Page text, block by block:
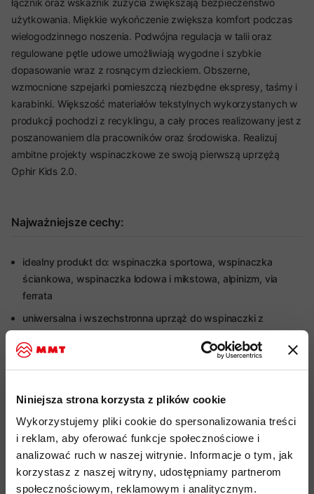
Niniejsza strona korzysta z plików cookie
Wykorzystujemy pliki cookie do spersonalizowania treści
i reklam, aby oferować funkcje społecznościowe i
analizować ruch w naszej witrynie. Informacje o tym, jak
korzystasz z naszej witryny, udostępniamy partnerom
społecznościowym, reklamowym i analitycznym.
łącznik oraz wskaźnik zużycia zwiększają bezpieczeństwo
użytkowania. Miękkie wykończenie zwiększa komfort podczas
wielogodzinnego noszenia. Podwójna regulacja w talii oraz
regulowane pętle udowe umożliwiają wygodne i szybkie
dopasowanie wraz z rosnącym dzieckiem. Obszerne,
wzmocnione szpejarki pomieszczą niezbędne ekspresy, taśmy i
karabinki. Większość materiałów tekstylnych wykorzystanych w
produkcji pochodzi z recyklingu, a cały proces realizowany jest z
poszanowaniem dla pracowników oraz środowiska. Realizuj
ambitne projekty wspinaczkowe ze swoją pierwszą uprzężą
Ophir Kids 2.0.
Najważniejsze cechy:
idealny produkt do: wspinaczka sportowa, wspinaczka
ściankowa, wspinaczka lodowa i mikstowa, alpinizm, via
ferrata
uniwersalna i wszechstronna uprząż do wspinaczki z
miękka wyściółka pasa biodrowego i pętli udowych dla
zwiększenia komfortu podczas wielogodzinnego użytkowania
wskaźnik zużycia uprzęży indicator technology w łączniku
dolna pętla mocująca łącznik zabezpieczona wysokiej jakości
tworzywem sztucznym aby zapobiec ścieraniu i ograniczyć
zużycie